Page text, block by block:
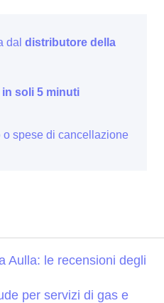
dal distributore della
in soli 5 minuti
o spese di cancellazione
Aulla: le recensioni degli
per servizi di gas e